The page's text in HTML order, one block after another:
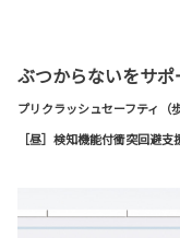
ぶつからないをサポ
プリクラッシュセーフティ（
［昼］検知機能付衝突回避